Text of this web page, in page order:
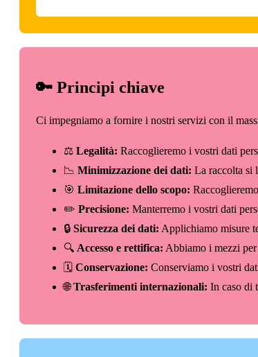
🔑 Principi chiave
Ci impegniamo a fornire i nostri servizi con il
⚖️ Legalità: Raccoglieremo i vostri dati
📉 Minimizzazione dei dati: La raccolta si
🎯 Limitazione dello scopo:
✏️ Precisione: Manterremo i vostri dati
🔒 Sicurezza dei dati: Applichiamo misure
🔍 Accesso e rettifica: Abbiamo i mezzi
🗓️ Conservazione: Conserviamo i vostri
🌐Trasferimenti internazionali: In caso di